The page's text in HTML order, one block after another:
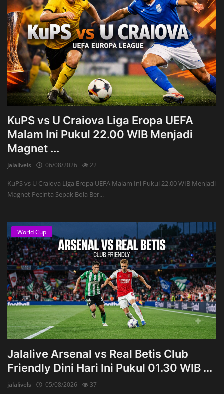
KuPS vs U Craiova Liga Eropa UEFA
Malam Ini Pukul 22.00 WIB Menjadi
Magnet ...
jalalivels 06/08/2026 22
KuPS vs U Craiova Liga Eropa UEFA Malam Ini Pukul 22.00 WIB Menjadi
Magnet Pecinta Sepak Bola Ber...
World Cup
Jalalive Arsenal vs Real Betis Club
Friendly Dini Hari Ini Pukul 01.30 WIB ...
jalalivels 05/08/2026 37